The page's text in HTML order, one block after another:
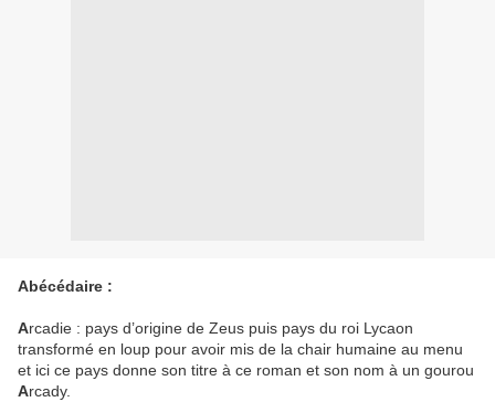
Abécédaire :
Arcadie : pays d’origine de Zeus puis pays du roi Lycaon
transformé en loup pour avoir mis de la chair humaine au menu
et ici ce pays donne son titre à ce roman et son nom à un gourou
Arcady.